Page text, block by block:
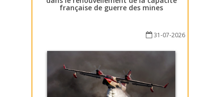
française de guerre des mines
31-07-2026